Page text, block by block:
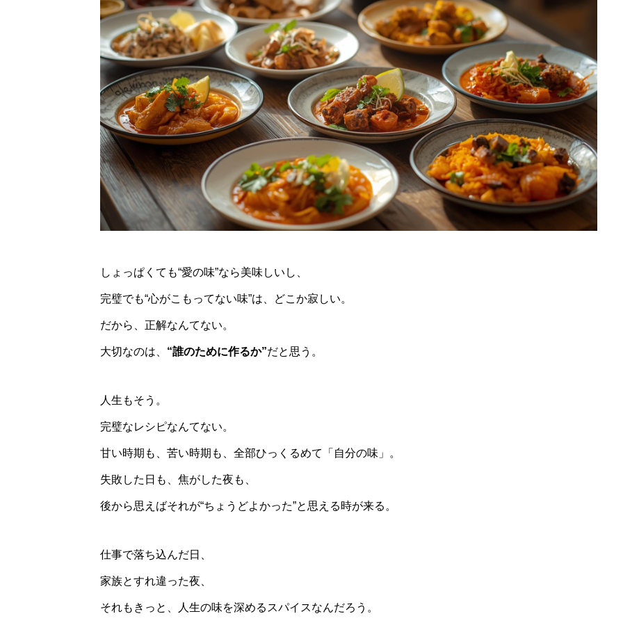
わたくしたち
ご利用者さんの個性に合
しょっぱくても“愛の味”なら美味しいし、
完璧でも“心がこもってない味”は、どこか寂しい。
だから、正解なんてない。
大切なのは、 “誰のために作るか”だと思う。
人生もそう。
完璧なレシピなんてない。
甘い時期も、苦い時期も、全部ひっくるめて「自分の味」。
失敗した日も、焦がした夜も、
後から思えばそれが“ちょうどよかった”と思える時が来る。
仕事で落ち込んだ日、
家族とすれ違った夜、
それもきっと、人生の味を深めるスパイスなんだろう。